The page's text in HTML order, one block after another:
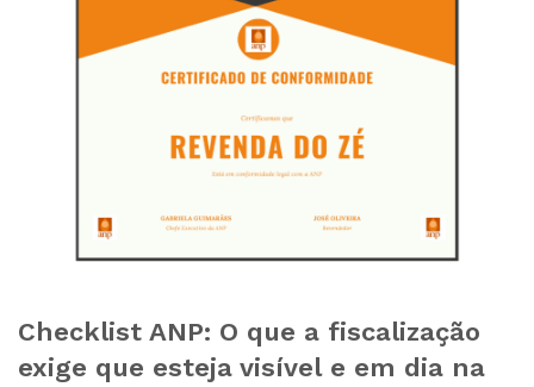
Checklist ANP: O que a fiscalização
exige que esteja visível e em dia na